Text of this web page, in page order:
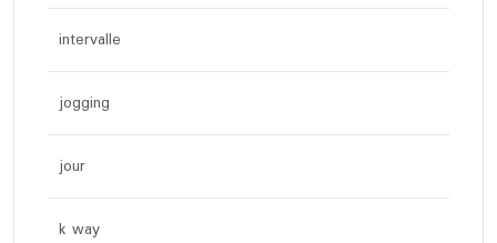
intervalle
jogging
jour
k way